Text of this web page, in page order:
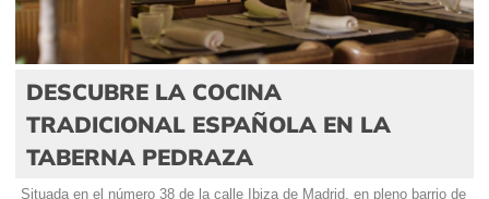
DESCUBRE LA COCINA
TRADICIONAL ESPAÑOLA EN LA
TABERNA PEDRAZA
Situada en el número 38 de la calle Ibiza de Madrid, en pleno barrio de